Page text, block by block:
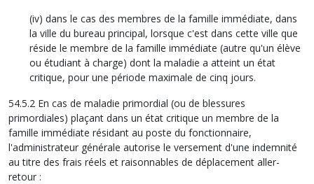
(iv) dans le cas des membres de la famille immédiate, dans
la ville du bureau principal, lorsque c'est dans cette ville que
réside le membre de la famille immédiate (autre qu'un élève
ou étudiant à charge) dont la maladie a atteint un état
critique, pour une période maximale de cinq jours.
54.5.2 En cas de maladie primordial (ou de blessures
primordiales) plaçant dans un état critique un membre de la
famille immédiate résidant au poste du fonctionnaire,
l'administrateur générale autorise le versement d'une indemnité
au titre des frais réels et raisonnables de déplacement aller-
retour :